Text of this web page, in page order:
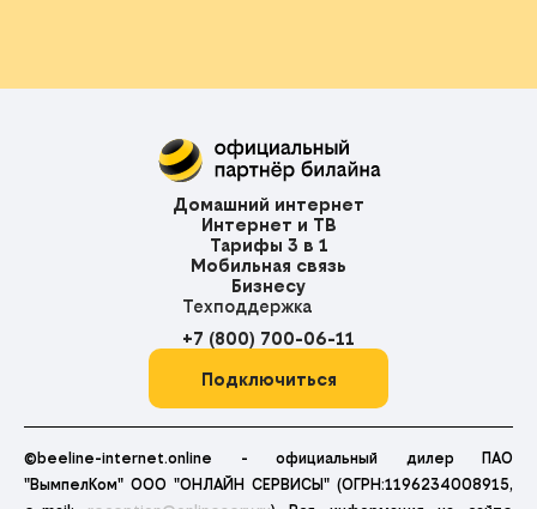
Домашний интернет
Интернет и ТВ
Тарифы 3 в 1
Мобильная связь
Бизнесу
Техподдержка
+7 (800) 700-06-11
Подключиться
©beeline-internet.online - официальный дилер ПАО
"ВымпелКом" ООО "ОНЛАЙН СЕРВИСЫ" (ОГРН:1196234008915,